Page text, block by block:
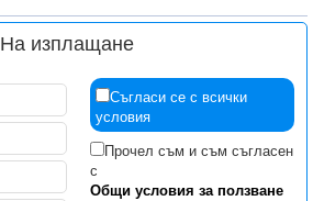
На изплащане
Съгласи се с всички
условия
Прочел съм и съм съгласен
с
Общи условия за ползване